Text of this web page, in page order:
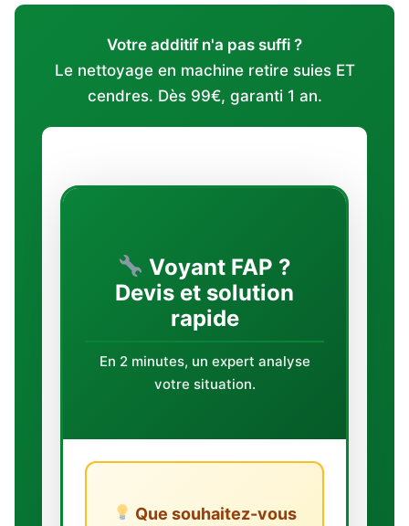
Votre additif n'a pas suffi ?
Le nettoyage en machine retire suies ET
cendres. Dès 99€, garanti 1 an.
Voyant FAP ?
Devis et solution
rapide
En 2 minutes, un expert analyse
votre situation.
Que souhaitez-vous